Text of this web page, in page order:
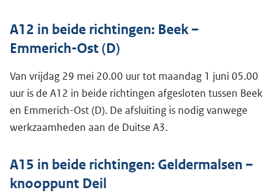
A12 in beide richtingen: Beek –
Emmerich-Ost (D)
Van vrijdag 29 mei 20.00 uur tot maandag 1 juni 05.00
uur is de A12 in beide richtingen afgesloten tussen Beek
en Emmerich-Ost (D). De afsluiting is nodig vanwege
werkzaamheden aan de Duitse A3.
A15 in beide richtingen: Geldermalsen –
knooppunt Deil